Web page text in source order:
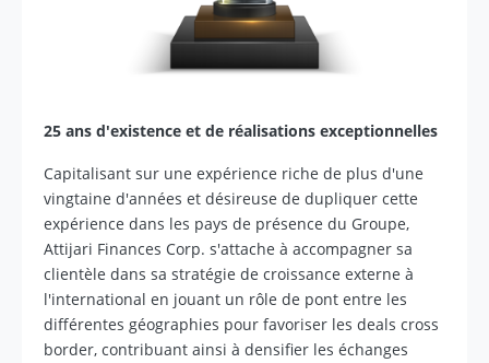
25 ans d'existence et de réalisations exceptionnelles
Capitalisant sur une expérience riche de plus d'une
vingtaine d'années et désireuse de dupliquer cette
expérience dans les pays de présence du Groupe,
Attijari Finances Corp. s'attache à accompagner sa
clientèle dans sa stratégie de croissance externe à
l'international en jouant un rôle de pont entre les
différentes géographies pour favoriser les deals cross
border, contribuant ainsi à densifier les échanges